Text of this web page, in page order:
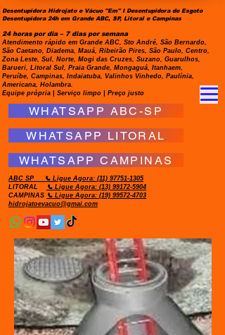
Desentupidora Hidrojato e Vácuo "Em" I Desentupidora de Esgoto
Desentupidora 24h em Grande ABC, SP, Litoral e Campinas
24 horas por dia – 7 dias por semana
Atendimento rápido em Grande ABC, Sto André, São Bernardo,
São Caetano, Diadema, Mauá, Ribeirão Pires, São Paulo, Centro,
Zona Leste, Sul, Norte, Mogi das Cruzes, Suzano, Guarulhos,
Barueri, Litoral Sul, Praia Grande, Mongaguá, Itanhaem,
Peruíbe, Campinas, Indaiatuba, Valinhos Vinhedo, Paulínia,
Americana, Holambra.
Equipe própria | Serviço limpo | Preço justo
WHATSAPP ABC-SP
WHATSAPP LITORAL
WHATSAPP CAMPINAS
ABC SP 📞 Ligue Agora: (11) 97751-1305
LITORAL
📞 Ligue Agora: (13) 99172-5904
CAMPINAS 📞 Ligue Agora: (19) 99572-4703
hidrojatoevacuo@gmai.com